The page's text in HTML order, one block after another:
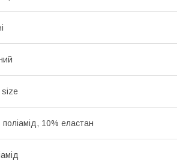
size
поліамід, 10% еластан